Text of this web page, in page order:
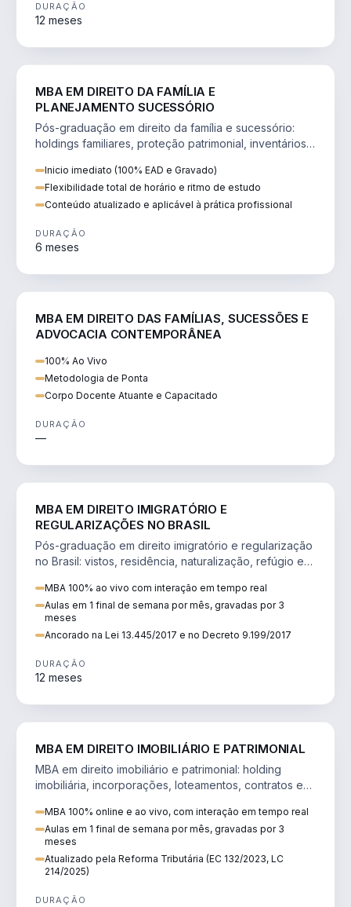
DURAÇÃO
12 meses
MBA EM DIREITO DA FAMÍLIA E
PLANEJAMENTO SUCESSÓRIO
Pós-graduação em direito da família e sucessório:
holdings familiares, proteção patrimonial, inventários
Inicio imediato (100% EAD e Gravado)
Flexibilidade total de horário e ritmo de estudo
Conteúdo atualizado e aplicável à prática profissional
DURAÇÃO
6 meses
MBA EM DIREITO DAS FAMÍLIAS, SUCESSÕES E
ADVOCACIA CONTEMPORÂNEA
100% Ao Vivo
Metodologia de Ponta
Corpo Docente Atuante e Capacitado
DURAÇÃO
—
MBA EM DIREITO IMIGRATÓRIO E
REGULARIZAÇÕES NO BRASIL
Pós-graduação em direito imigratório e regularização
no Brasil: vistos, residência, naturalização, refúgio e
MBA 100% ao vivo com interação em tempo real
Aulas em 1 final de semana por mês, gravadas por 3
meses
Ancorado na Lei 13.445/2017 e no Decreto 9.199/2017
DURAÇÃO
12 meses
MBA EM DIREITO IMOBILIÁRIO E PATRIMONIAL
MBA em direito imobiliário e patrimonial: holding
imobiliária, incorporações, loteamentos, contratos e
MBA 100% online e ao vivo, com interação em tempo real
Aulas em 1 final de semana por mês, gravadas por 3
meses
Atualizado pela Reforma Tributária (EC 132/2023, LC
214/2025)
DURAÇÃO